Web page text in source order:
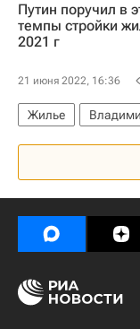
Путин поручил в
темпы стройки
2021 г
21 июня 2022, 16:36
Жилье